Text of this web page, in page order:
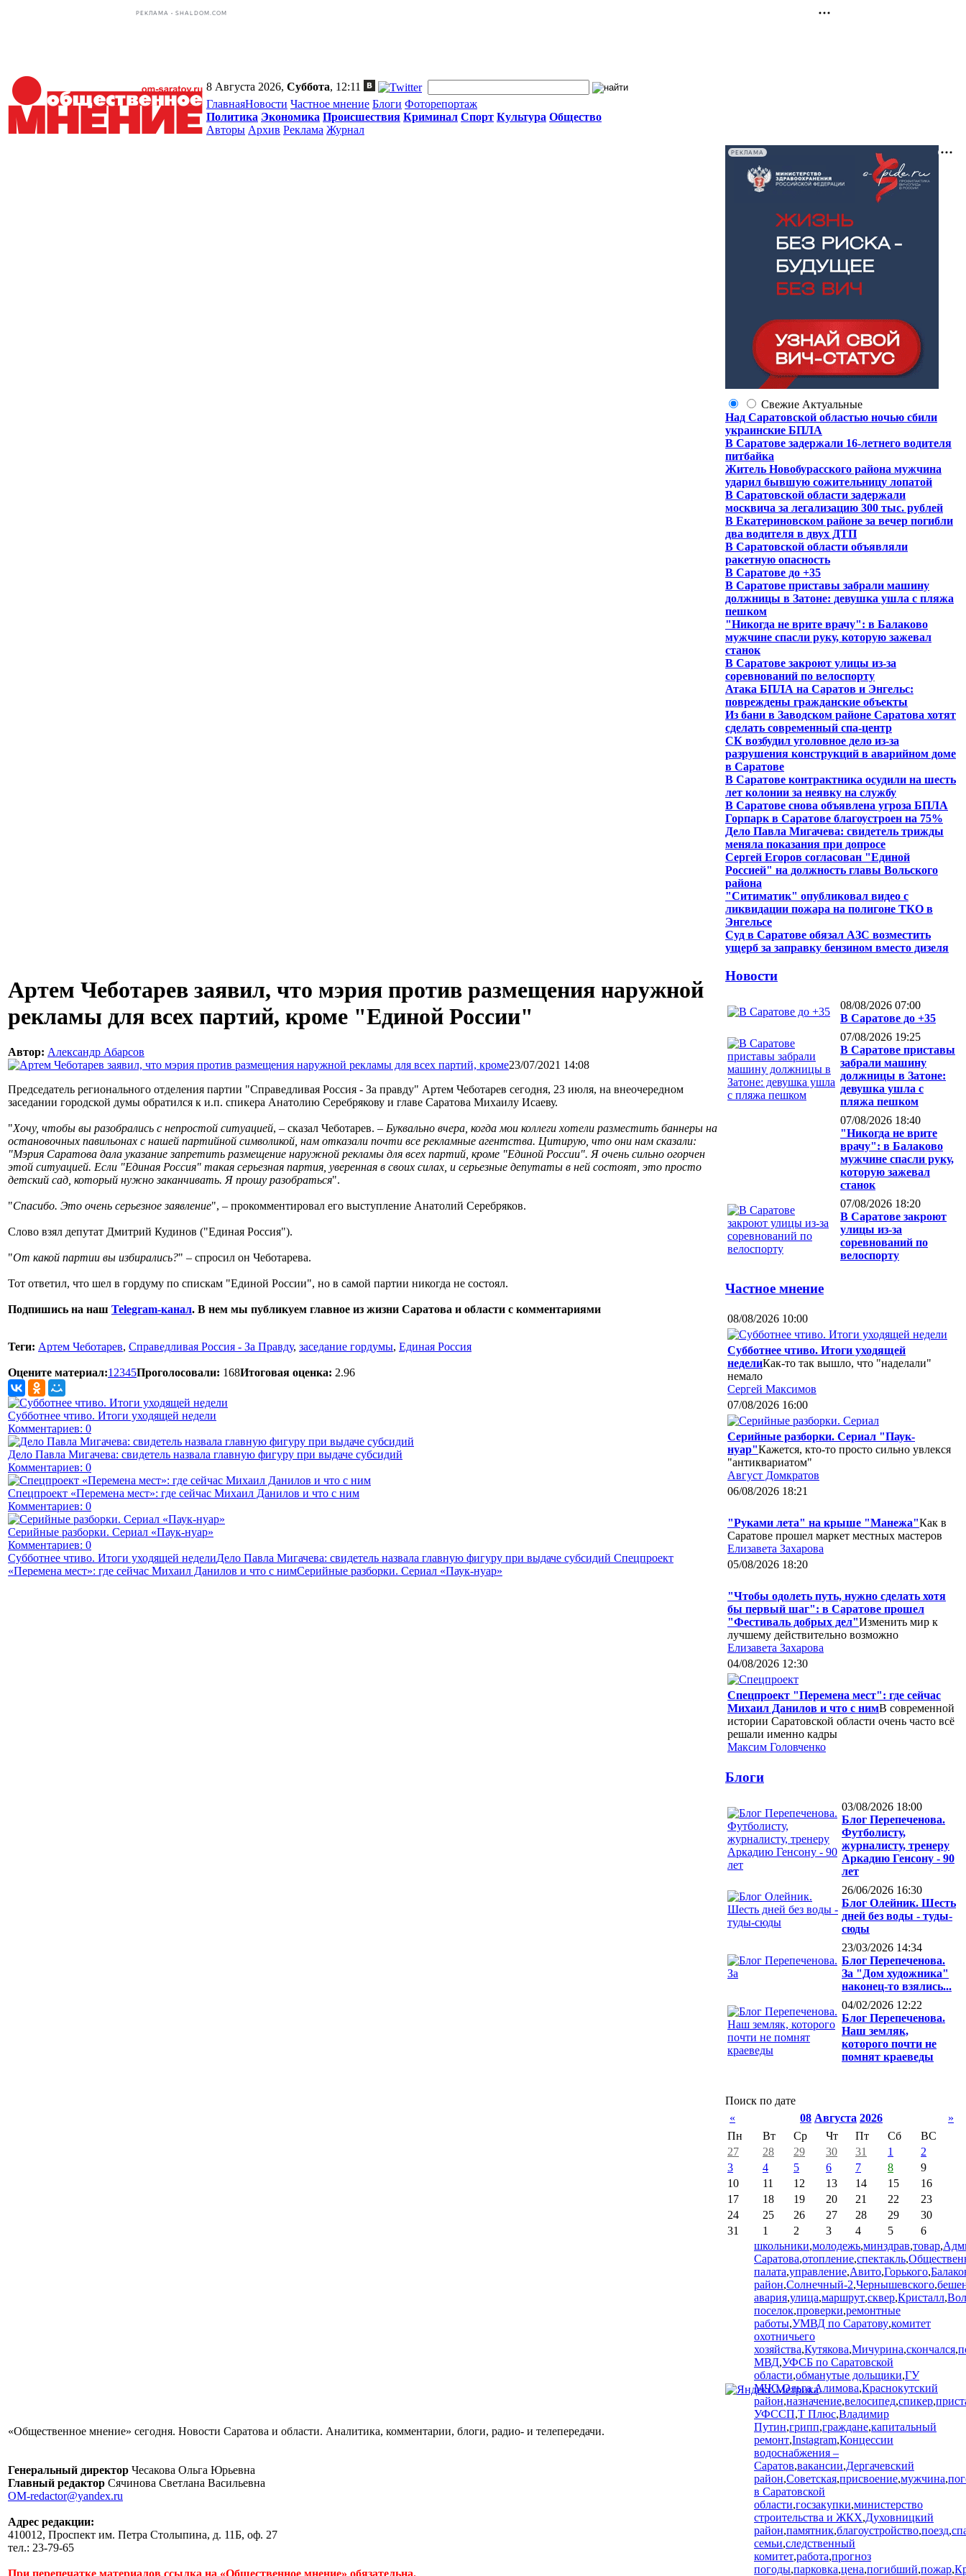
РЕКЛАМА • SHALDOM.COM
8 Августа 2026, Суббота, 12:11
ГлавнаяНовости Частное мнение Блоги Фоторепортаж
Политика Экономика Происшествия Криминал Спорт Культура Общество
Авторы Архив Реклама Журнал
Артем Чеботарев заявил, что мэрия против размещения наружной
рекламы для всех партий, кроме "Единой России"
Автор: Александр Абарсов
23/07/2021 14:08
Председатель регионального отделения партии "Справедливая Россия - За правду" Артем Чеботарев сегодня, 23 июля, на внеочередном
заседании городской думы обратился к и.п. спикера Анатолию Серебрякову и главе Саратова Михаилу Исаеву.
"Хочу, чтобы вы разобрались с непростой ситуацией, – сказал Чеботарев. – Буквально вчера, когда мои коллеги хотели разместить баннеры на
остановочных павильонах с нашей партийной символикой, нам отказали почти все рекламные агентства. Цитирую, что они нам сказали:
"Мэрия Саратова дала указание запретить размещение наружной рекламы для всех партий, кроме "Единой России". Я очень сильно огорчен
этой ситуацией. Если "Единая Россия" такая серьезная партия, уверенная в своих силах, и серьезные депутаты в ней состоят, это просто
детский сад, который нужно заканчивать. Я прошу разобраться".
"Спасибо. Это очень серьезное заявление", – прокомментировал его выступление Анатолий Серебряков.
Слово взял депутат Дмитрий Кудинов ("Единая Россия").
"От какой партии вы избирались?" – спросил он Чеботарева.
Тот ответил, что шел в гордуму по спискам "Единой России", но в самой партии никогда не состоял.
Подпишись на наш Telegram-канал. В нем мы публикуем главное из жизни Саратова и области с комментариями
Теги: Артем Чеботарев, Справедливая Россия - За Правду, заседание гордумы, Единая Россия
Оцените материал:1 2345Проголосовали: 168Итоговая оценка: 2.96
Субботнее чтиво. Итоги уходящей недели
Комментариев: 0
Дело Павла Мигачева: свидетель назвала главную фигуру при выдаче субсидий
Комментариев: 0
Спецпроект «Перемена мест»: где сейчас Михаил Данилов и что с ним
Комментариев: 0
Серийные разборки. Сериал «Паук-нуар»
Комментариев: 0
Субботнее чтиво. Итоги уходящей неделиДело Павла Мигачева: свидетель назвала главную фигуру при выдаче субсидий Спецпроект
«Перемена мест»: где сейчас Михаил Данилов и что с нимСерийные разборки. Сериал «Паук-нуар»
РЕКЛАМА
Свежие Актуальные
Над Саратовской областью ночью сбили
украинские БПЛА
В Саратове задержали 16-летнего водителя
питбайка
Житель Новобурасского района мужчина
ударил бывшую сожительницу лопатой
В Саратовской области задержали
москвича за легализацию 300 тыс. рублей
В Екатериновском районе за вечер погибли
два водителя в двух ДТП
В Саратовской области объявляли
ракетную опасность
В Саратове до +35
В Саратове приставы забрали машину
должницы в Затоне: девушка ушла с пляжа
пешком
"Никогда не врите врачу": в Балаково
мужчине спасли руку, которую зажевал
станок
В Саратове закроют улицы из-за
соревнований по велоспорту
Атака БПЛА на Саратов и Энгельс:
повреждены гражданские объекты
Из бани в Заводском районе Саратова хотят
сделать современный спа-центр
СК возбудил уголовное дело из-за
разрушения конструкций в аварийном доме
в Саратове
В Саратове контрактника осудили на шесть
лет колонии за неявку на службу
В Саратове снова объявлена угроза БПЛА
Горпарк в Саратове благоустроен на 75%
Дело Павла Мигачева: свидетель трижды
меняла показания при допросе
Сергей Егоров согласован "Единой
Россией" на должность главы Вольского
района
"Ситиматик" опубликовал видео с
ликвидации пожара на полигоне ТКО в
Энгельсе
Суд в Саратове обязал АЗС возместить
ущерб за заправку бензином вместо дизеля
Новости
08/08/2026 07:00
В Саратове до +35
07/08/2026 19:25
В Саратове приставы
забрали машину
должницы в Затоне:
девушка ушла с
пляжа пешком
07/08/2026 18:40
"Никогда не врите
врачу": в Балаково
мужчине спасли руку,
которую зажевал
станок
07/08/2026 18:20
В Саратове закроют
улицы из-за
соревнований по
велоспорту
Частное мнение
08/08/2026 10:00
Субботнее чтиво. Итоги уходящей
неделиКак-то так вышло, что "наделали"
немало
Сергей Максимов
07/08/2026 16:00
Серийные разборки. Сериал "Паук-
нуар"Кажется, кто-то просто сильно увлекся
"антиквариатом"
Август Домкратов
06/08/2026 18:21
"Руками лета" на крыше "Манежа"Как в
Саратове прошел маркет местных мастеров
Елизавета Захарова
05/08/2026 18:20
"Чтобы одолеть путь, нужно сделать хотя
бы первый шаг": в Саратове прошел
"Фестиваль добрых дел"Изменить мир к
лучшему действительно возможно
Елизавета Захарова
04/08/2026 12:30
Спецпроект "Перемена мест": где сейчас
Михаил Данилов и что с нимВ современной
истории Саратовской области очень часто всё
решали именно кадры
Максим Головченко
Блоги
03/08/2026 18:00
Блог Перепеченова.
Футболисту,
журналисту, тренеру
Аркадию Генсону - 90
лет
26/06/2026 16:30
Блог Олейник. Шесть
дней без воды - туды-
сюды
23/03/2026 14:34
Блог Перепеченова.
За "Дом художника"
наконец-то взялись...
04/02/2026 12:22
Блог Перепеченова.
Наш земляк,
которого почти не
помнят краеведы
Поиск по дате
«
08 Августа 2026
»
Пн
Вт Ср Чт Пт Сб
ВС
27
28 29 30 31 1
2
3
4 5 6 7 8
9
10
11 12 13 14 15
16
17
18 19 20 21 22
23
24
25 26 27 28 29
30
31
1 2 3 4 5
6
школьники,молодежь,минздрав,товар,
Саратова,отопление,спектакль,
палата,управление,Авито,Горького,
район,Солнечный-2,Чернышевского,
авария,улица,маршрут,сквер,Кристалл,
поселок,проверки,ремонтные
работы,УМВД по Саратову,комитет
охотничьего
хозяйства,Кутякова,Мичурина,скончался,
МВД,УФСБ по Саратовской
области,обманутые дольщики,ГУ
МЧС,Ольга Алимова,Краснокутский
район,назначение,велосипед,спикер,
УФССП,Т Плюс,Владимир
Путин,грипп,граждане,капитальный
ремонт,Instagram,Концессии
водоснабжения –
Саратов,вакансии,Дергачевский
район,Советская,присвоение,мужчина,
в Саратовской
области,госзакупки,министерство
строительства и ЖКХ,Духовницкий
район,памятник,благоустройство,поезд,
семьи,следственный
комитет,работа,прогноз
погоды,парковка,цена,погибший,пожар,
«Общественное мнение» сегодня. Новости Саратова и области. Аналитика, комментарии, блоги, радио- и телепередачи.
Генеральный директор Чесакова Ольга Юрьевна
Главный редактор Сячинова Светлана Васильевна
OM-redactor@yandex.ru
Адрес редакции:
410012, Проспект им. Петра Столыпина, д. 11Б, оф. 27
тел.: 23-79-65
При перепечатке материалов ссылка на «Общественное мнение» обязательна.